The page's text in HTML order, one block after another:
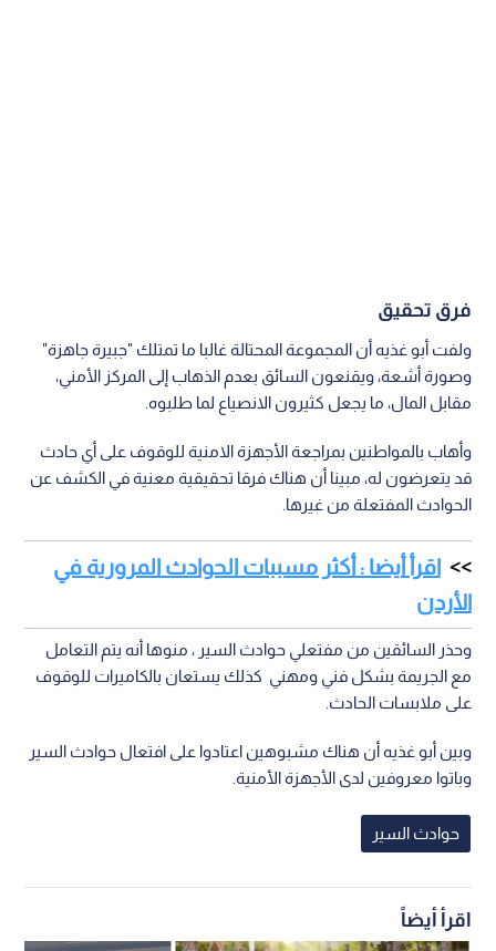
فرق تحقيق
ولفت أبو غذيه أن المجموعة المحتالة غالبا ما تمتلك "جبيرة جاهزة"
وصورة أشعة، ويقنعون السائق بعدم الذهاب إلى المركز الأمني،
مقابل المال، ما يجعل كثيرون الانصياع لما طلبوه.
وأهاب بالمواطنين بمراجعة الأجهزة الامنية للوقوف على أي حادث
قد يتعرضون له، مبينا أن هناك فرقا تحقيقية معنية في الكشف عن
الحوادث المفتعلة من غيرها.
اقرأ أيضا : أكثر مسببات الحوادث المرورية في
الأردن
وحذر السائقين من مفتعلي حوادث السير ، منوها أنه يتم التعامل
مع الجريمة بشكل فني ومهني كذلك يستعان بالكاميرات للوقوف
على ملابسات الحادث.
وبين أبو غذيه أن هناك مشبوهين اعتادوا على افتعال حوادث السير
وباتوا معروفين لدى الأجهزة الأمنية.
حوادث السير
اقرأ أيضاً